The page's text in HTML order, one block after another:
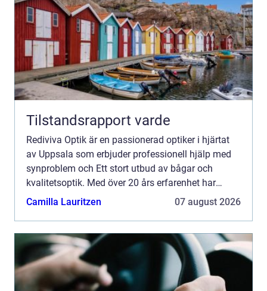
Tilstandsrapport varde
Rediviva Optik är en passionerad optiker i hjärtat
av Uppsala som erbjuder professionell hjälp med
synproblem och Ett stort utbud av bågar och
kvalitetsoptik. Med över 20 års erfarenhet har
Rediviva Optik etablerat sig...
Camilla Lauritzen 07 august 2026